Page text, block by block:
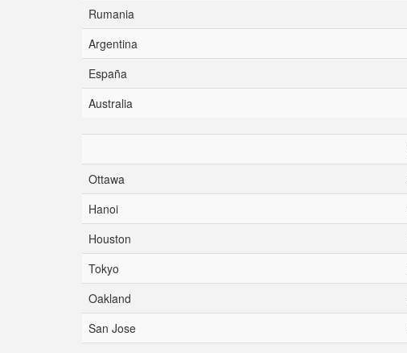
Rumania
Argentina
España
Australia
Ottawa
Hanoi
Houston
Tokyo
Oakland
San Jose